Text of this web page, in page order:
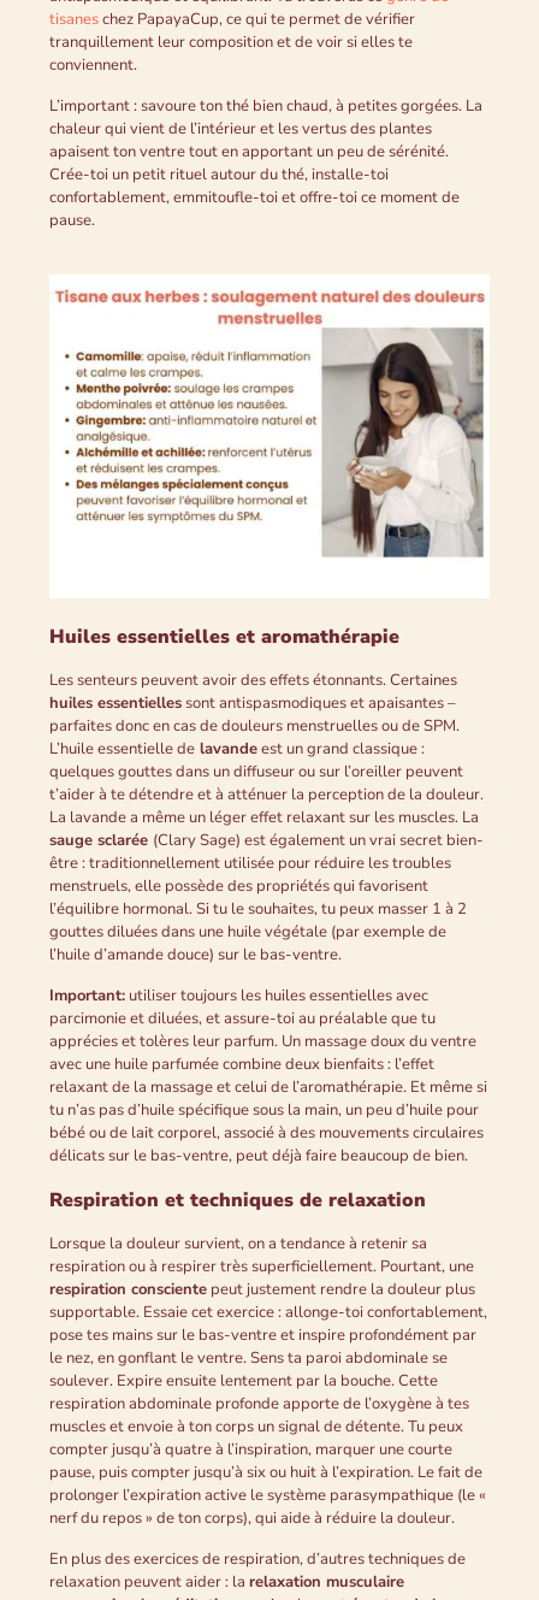
tisaneschez PapayaCup, ce qui te permet de vérifier
tranquillement leur composition et de voir si elles te
conviennent.
L’important : savoure ton thé bien chaud, à petites gorgées. La
chaleur qui vient de l’intérieur et les vertus des plantes
apaisent ton ventre tout en apportant un peu de sérénité.
Crée-toi un petit rituel autour du thé, installe-toi
confortablement, emmitoufle-toi et offre-toi ce moment de
pause.
Huiles essentielles et aromathérapie
Les senteurs peuvent avoir des effets étonnants. Certaines
huiles essentiellessont antispasmodiques et apaisantes –
parfaites donc en cas de douleurs menstruelles ou de SPM.
L’huile essentielle delavandeest un grand classique :
quelques gouttes dans un diffuseur ou sur l’oreiller peuvent
t’aider à te détendre et à atténuer la perception de la douleur.
La lavande a même un léger effet relaxant sur les muscles. La
sauge sclarée (Clary Sage) est également un vrai secret bien-
être : traditionnellement utilisée pour réduire les troubles
menstruels, elle possède des propriétés qui favorisent
l’équilibre hormonal. Si tu le souhaites, tu peux masser 1 à 2
gouttes diluées dans une huile végétale (par exemple de
l’huile d’amande douce) sur le bas-ventre.
Important:utiliser toujours les huiles essentielles avec
parcimonie et diluées, et assure-toi au préalable que tu
apprécies et tolères leur parfum. Un massage doux du ventre
avec une huile parfumée combine deux bienfaits : l’effet
relaxant de la massage et celui de l’aromathérapie. Et même si
tu n’as pas d’huile spécifique sous la main, un peu d’huile pour
bébé ou de lait corporel, associé à des mouvements circulaires
délicats sur le bas-ventre, peut déjà faire beaucoup de bien.
Respiration et techniques de relaxation
Lorsque la douleur survient, on a tendance à retenir sa
respiration ou à respirer très superficiellement. Pourtant, une
respiration conscientepeut justement rendre la douleur plus
supportable. Essaie cet exercice : allonge-toi confortablement,
pose tes mains sur le bas-ventre et inspire profondément par
le nez, en gonflant le ventre. Sens ta paroi abdominale se
soulever. Expire ensuite lentement par la bouche. Cette
respiration abdominale profonde apporte de l’oxygène à tes
muscles et envoie à ton corps un signal de détente. Tu peux
compter jusqu’à quatre à l’inspiration, marquer une courte
pause, puis compter jusqu’à six ou huit à l’expiration. Le fait de
prolonger l’expiration active le système parasympathique (le «
nerf du repos » de ton corps), qui aide à réduire la douleur.
En plus des exercices de respiration, d’autres techniques de
relaxation peuvent aider : la relaxation musculaire